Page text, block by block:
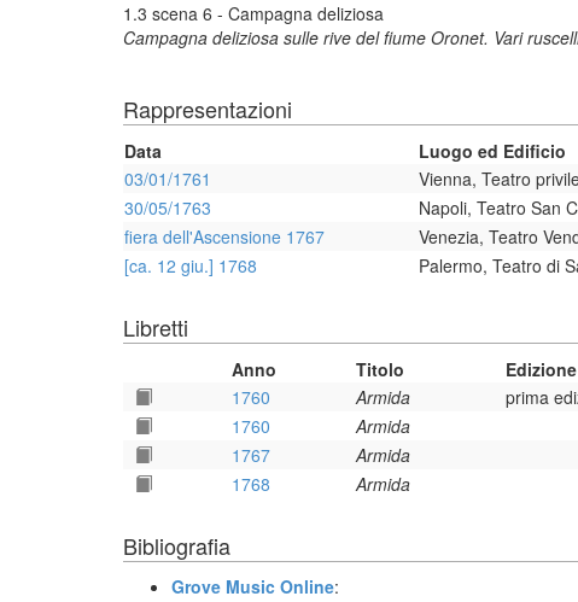
1.3 scena 6 - Campagna deliziosa
Campagna deliziosa sulle rive del fiume Oronet. Vari
Rappresentazioni
Data Luogo ed Edificio
03/01/1761
Vienna, Teatro
30/05/1763
Napoli, Teatro San
fiera dell'Ascensione 1767
Venezia, Teatro
[ca. 12 giu.] 1768
Palermo, Teatro di
Libretti
Anno Titolo Edizione
1760
Armida prima
1760
Armida
1767
Armida
1768
Armida
Bibliografia
Grove Music Online: